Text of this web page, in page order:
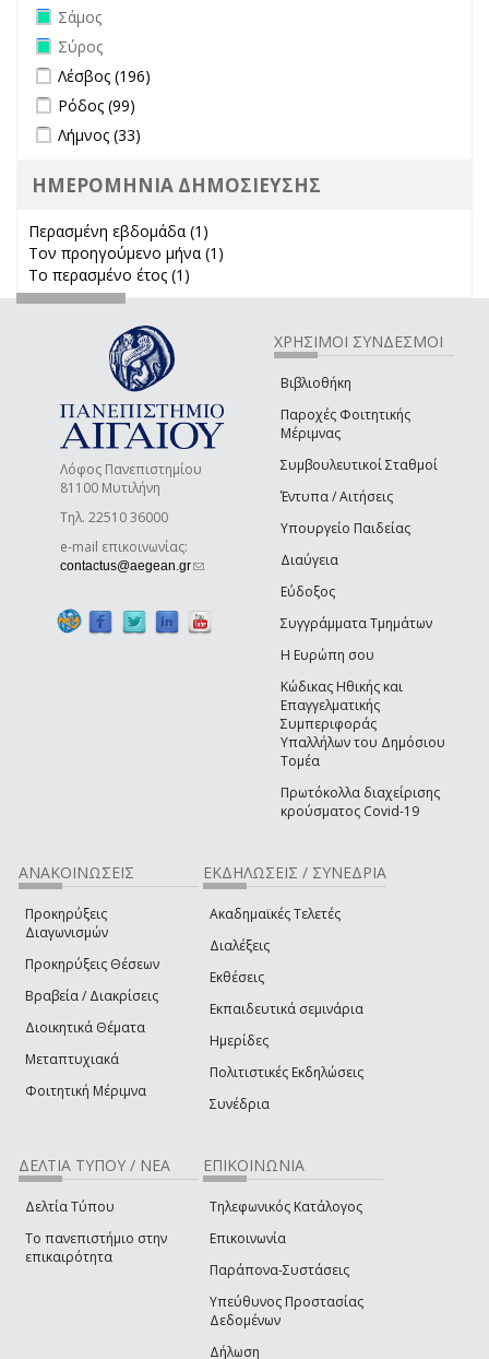
Remove Σάμος filter
Σάμος
Remove Σύρος filter
Σύρος
Apply Λέσβος filter
Λέσβος (196)
Apply Ρόδος filter
Ρόδος (99)
Apply Λήμνος filter
Λήμνος (33)
ΗΜΕΡΟΜΗΝΙΑ ΔΗΜΟΣΙΕΥΣΗΣ
Περασμένη εβδομάδα (1)
Τον προηγούμενο μήνα (1)
Το περασμένο έτος (1)
Λόφος Πανεπιστημίου
81100 Μυτιλήνη
Τηλ. 22510 36000
e-mail επικοινωνίας:
contactus@aegean.gr(link sends e-mail)
ΧΡΗΣΙΜΟΙ ΣΥΝΔΕΣΜΟΙ
Βιβλιοθήκη
Παροχές Φοιτητικής
Μέριμνας
Συμβουλευτικοί Σταθμοί
Έντυπα / Αιτήσεις
Υπουργείο Παιδείας
Διαύγεια
Εύδοξος
Συγγράμματα Τμημάτων
Η Ευρώπη σου
Κώδικας Ηθικής και
Επαγγελματικής
Συμπεριφοράς
Υπαλλήλων του Δημόσιου
Τομέα
Πρωτόκολλα διαχείρισης
κρούσματος Covid-19
ΑΝΑΚΟΙΝΩΣΕΙΣ
Προκηρύξεις
Διαγωνισμών
Προκηρύξεις Θέσεων
Βραβεία / Διακρίσεις
Διοικητικά Θέματα
Μεταπτυχιακά
Φοιτητική Μέριμνα
ΕΚΔΗΛΩΣΕΙΣ / ΣΥΝΕΔΡΙΑ
Ακαδημαϊκές Τελετές
Διαλέξεις
Εκθέσεις
Εκπαιδευτικά σεμινάρια
Ημερίδες
Πολιτιστικές Εκδηλώσεις
Συνέδρια
ΔΕΛΤΙΑ ΤΥΠΟΥ / ΝΕΑ
Δελτία Τύπου
Το πανεπιστήμιο στην
επικαιρότητα
ΕΠΙΚΟΙΝΩΝΙΑ
Τηλεφωνικός Κατάλογος
Επικοινωνία
Παράπονα-Συστάσεις
Υπεύθυνος Προστασίας
Δεδομένων
Δήλωση